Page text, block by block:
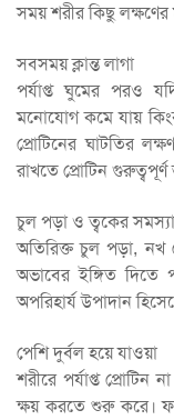
সময় শরীর কিছু
সবসময় ক্লান্ত লাগা
পর্যাপ্ত ঘুমের পরও
মনোযোগ কমে যায়
প্রোটিনের ঘাটতির
রাখতে প্রোটিন গুরুত্বপূর্ণ
চুল পড়া ও ত্বকের সমস্যা
অতিরিক্ত চুল পড়া, নখ
অভাবের ইঙ্গিত দিতে
অপরিহার্য উপাদান
পেশি দুর্বল হয়ে যাওয়া
শরীরে পর্যাপ্ত প্রোটিন
ক্ষয় করতে শুরু করে।